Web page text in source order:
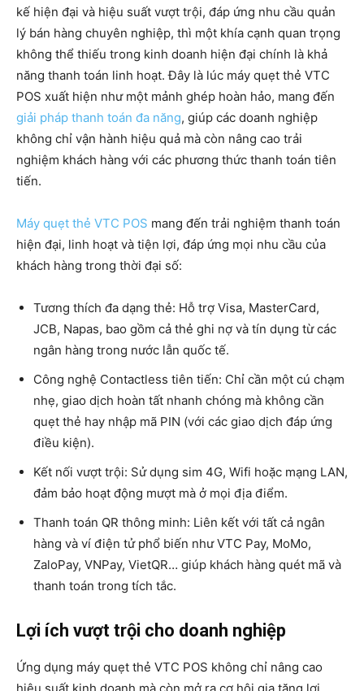
kế hiện đại và hiệu suất vượt trội, đáp ứng nhu cầu quản
lý bán hàng chuyên nghiệp, thì một khía cạnh quan trọng
không thể thiếu trong kinh doanh hiện đại chính là khả
năng thanh toán linh hoạt. Đây là lúc máy quẹt thẻ VTC
POS xuất hiện như một mảnh ghép hoàn hảo, mang đến
giải pháp thanh toán đa năng, giúp các doanh nghiệp
không chỉ vận hành hiệu quả mà còn nâng cao trải
nghiệm khách hàng với các phương thức thanh toán tiên
tiến.
Máy quẹt thẻ VTC POS mang đến trải nghiệm thanh toán
hiện đại, linh hoạt và tiện lợi, đáp ứng mọi nhu cầu của
khách hàng trong thời đại số:
Tương thích đa dạng thẻ: Hỗ trợ Visa, MasterCard,
JCB, Napas, bao gồm cả thẻ ghi nợ và tín dụng từ các
ngân hàng trong nước lẫn quốc tế.
Công nghệ Contactless tiên tiến: Chỉ cần một cú chạm
nhẹ, giao dịch hoàn tất nhanh chóng mà không cần
quẹt thẻ hay nhập mã PIN (với các giao dịch đáp ứng
điều kiện).
Kết nối vượt trội: Sử dụng sim 4G, Wifi hoặc mạng LAN,
đảm bảo hoạt động mượt mà ở mọi địa điểm.
Thanh toán QR thông minh: Liên kết với tất cả ngân
hàng và ví điện tử phổ biến như VTC Pay, MoMo,
ZaloPay, VNPay, VietQR… giúp khách hàng quét mã và
thanh toán trong tích tắc.
Lợi ích vượt trội cho doanh nghiệp
Ứng dụng máy quẹt thẻ VTC POS không chỉ nâng cao